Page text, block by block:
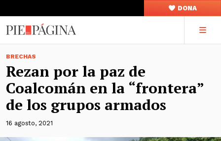
DONA
BRECHAS
Rezan por la paz de
Coalcomán en la “frontera”
de los grupos armados
16 agosto, 2021